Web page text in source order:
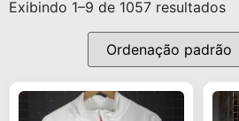
Exibindo 1–9 de 1057 resultados